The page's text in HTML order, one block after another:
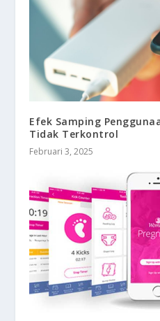
Efek Samping
Tidak Terkontrol
Februari 3, 2025